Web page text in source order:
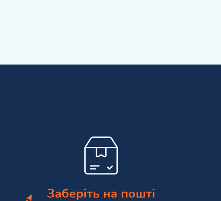
Заберіть на пошті